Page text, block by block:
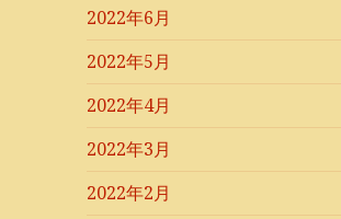
2022年6月
2022年5月
2022年4月
2022年3月
2022年2月